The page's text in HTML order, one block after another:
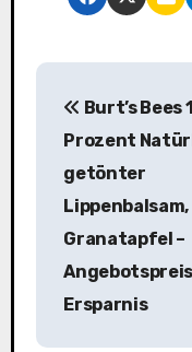
B
Burt’s Bees
Prozent
getönter
Lippenbalsam,
Granatapfel –
Ersparnis